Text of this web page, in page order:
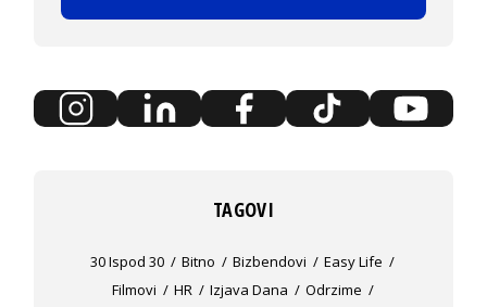
TAGOVI
30 Ispod 30 Bitno Bizbendovi
Easy Life
Filmovi
HR Izjava Dana
Odrzime